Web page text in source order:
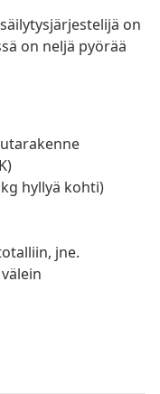
on
on neljä pyörää
hyllyä kohti)
jne.